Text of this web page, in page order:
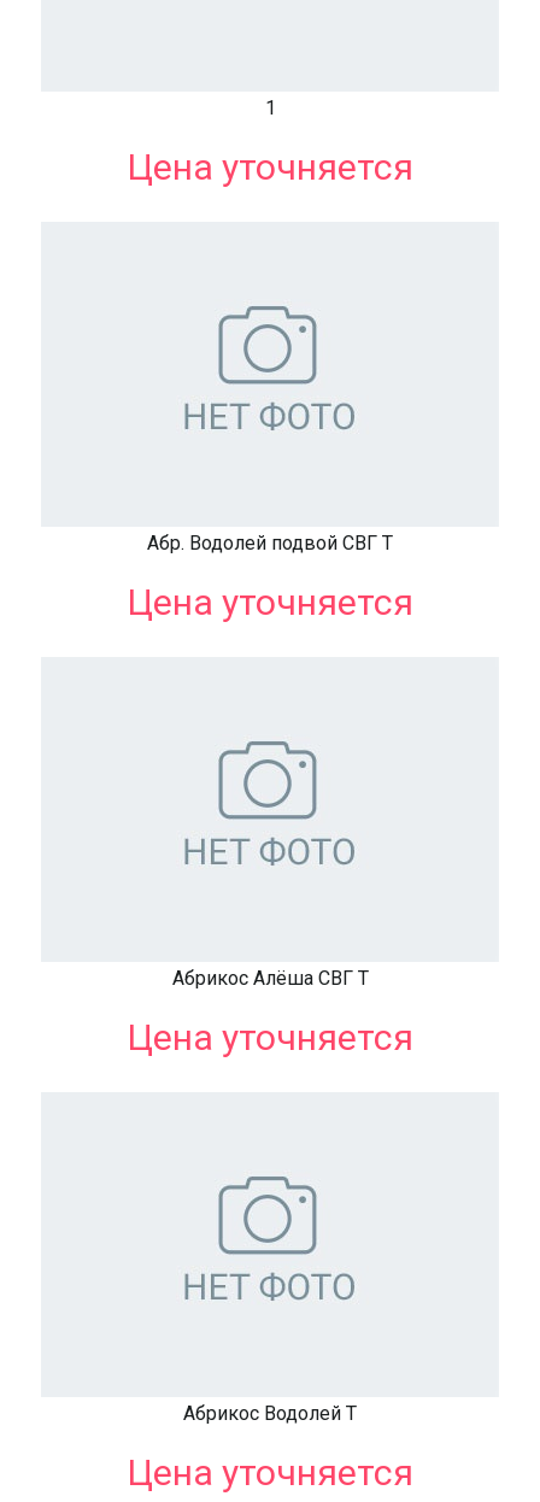
1
Цена уточняется
Абр. Водолей подвой СВГ Т
Цена уточняется
Абрикос Алёша СВГ Т
Цена уточняется
Абрикос Водолей Т
Цена уточняется